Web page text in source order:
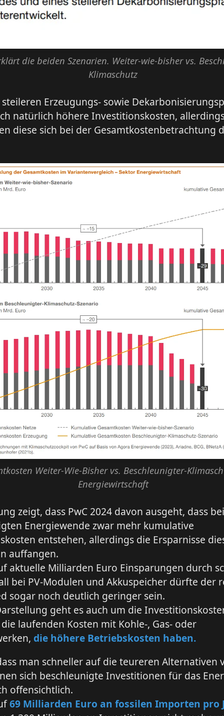
die beiden Szenarien. Weiter-wie-bisher vs.
Klimaschutz
Erzeugungs- sowie
natürlich höhere Investitionskosten,
diese sich bei der Gesamtkostenbetrachtung
Weiter-Wie-Bisher vs. Beschleunigter-
Energiewirtschaft
zeigt, dass PwC 2024 davon ausgeht, dass
Energiewende zwar mehr kumulative
entstehen, allerdings die Ersparnisse
auffangen.
aktuelle Milliarden Euro Einsparungen durch
bei PV-Modulen und Akkuspeicher dürfte der
sogar noch deutlich geringer sein.
geht es auch um die
laufenden Kosten mit Kohle-, Gas- oder
die höhere Betriebskosten haben.
man schneller auf die teureren Alternativen
sich beschleunigte Investitionen für das
offensichtlich.
69 Milliarden Euro an fossilen Importen pro